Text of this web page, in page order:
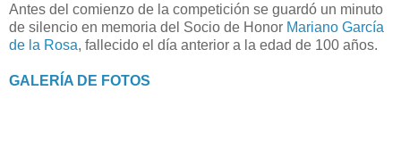
Antes del comienzo de la competición se guardó un minuto
de silencio en memoria del Socio de Honor Mariano García
de la Rosa, fallecido el día anterior a la edad de 100 años.
GALERÍA DE FOTOS